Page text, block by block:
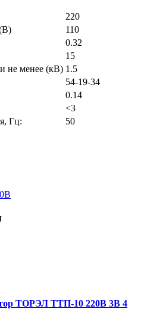
220
110
0.32
15
не менее (кВ) 1.5
54-19-34
0.14
<3
Гц:
50
ТОРЭЛ ТТП-10 220В 3В 4